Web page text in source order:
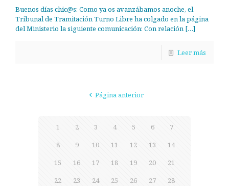
Buenos días chic@s: Como ya os avanzábamos anoche, el
Tribunal de Tramitación Turno Libre ha colgado en la página
del Ministerio la siguiente comunicación: Con relación […]
Leer más
Página anterior
1 2 3 4 5 6
7
8
9 10 11 12 13
14
15
16 17 18 19 20
21
22
23 24 25 26 27
28